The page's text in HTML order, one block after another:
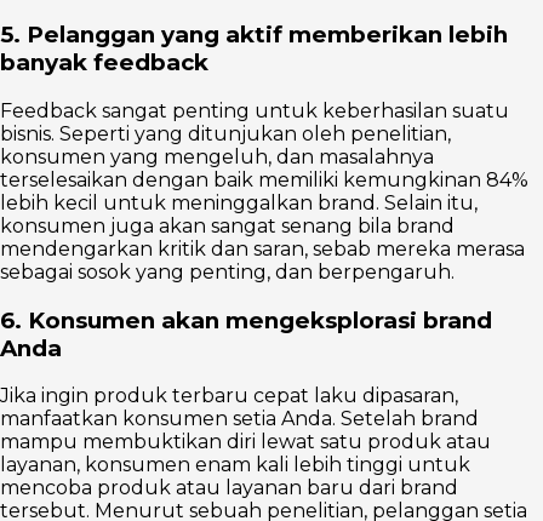
5. Pelanggan yang aktif memberikan lebih
banyak feedback
Feedback sangat penting untuk keberhasilan suatu
bisnis. Seperti yang ditunjukan oleh penelitian,
konsumen yang mengeluh, dan masalahnya
terselesaikan dengan baik memiliki kemungkinan 84%
lebih kecil untuk meninggalkan brand. Selain itu,
konsumen juga akan sangat senang bila brand
mendengarkan kritik dan saran, sebab mereka merasa
sebagai sosok yang penting, dan berpengaruh.
6. Konsumen akan mengeksplorasi brand
Anda
Jika ingin produk terbaru cepat laku dipasaran,
manfaatkan konsumen setia Anda. Setelah brand
mampu membuktikan diri lewat satu produk atau
layanan, konsumen enam kali lebih tinggi untuk
mencoba produk atau layanan baru dari brand
tersebut. Menurut sebuah penelitian, pelanggan setia